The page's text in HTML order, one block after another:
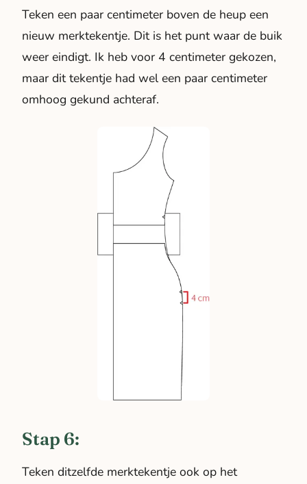
Teken een paar centimeter boven de heup een
nieuw merktekentje. Dit is het punt waar de buik
weer eindigt. Ik heb voor 4 centimeter gekozen,
maar dit tekentje had wel een paar centimeter
omhoog gekund achteraf.
Stap 6:
Teken ditzelfde merktekentje ook op het